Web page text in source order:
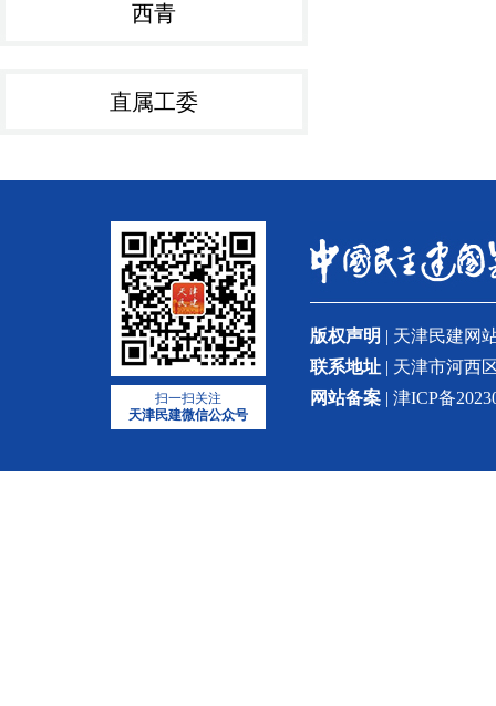
西青
直属工委
扫一扫关注
天津民建微信公众号
版权声明 | 天津民建网
联系地址 | 天津市河西
网站备案 | 津ICP备